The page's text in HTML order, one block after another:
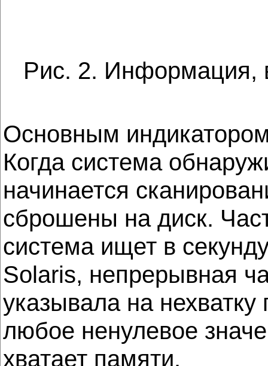
Рис. 2. Информация,
Основным индикатором
Когда система
начинается
сброшены на диск.
система ищет в
Solaris, непрерывная
указывала на
любое ненулевое
хватает памяти.